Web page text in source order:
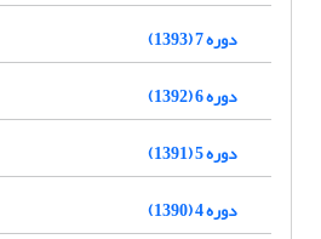
دوره 7 (1393)
دوره 6 (1392)
دوره 5 (1391)
دوره 4 (1390)